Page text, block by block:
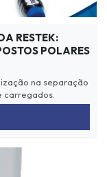
RESTEK:
POLARES
na separação
carregados.